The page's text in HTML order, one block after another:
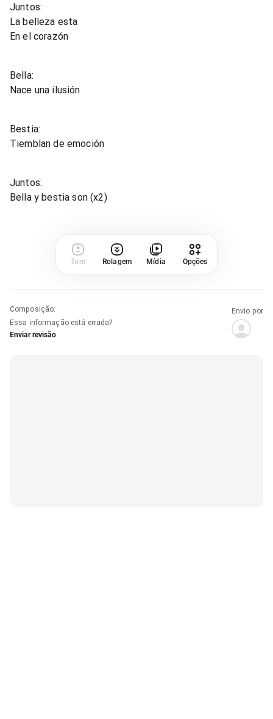
Juntos:
La belleza esta
En el corazón
Bella:
Nace una ilusión
Bestia:
Tiemblan de emoción
Juntos:
Bella y bestia son (x2)
Tom Rolagem Mídia Opções
Composição:
Essa informação está errada?
Enviar revisão
Envio por